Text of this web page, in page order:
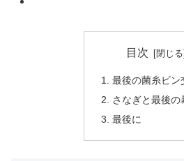
目次
最後の菌糸ビン
さなぎと最後の
最後に